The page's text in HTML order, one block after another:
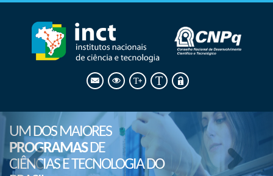
UM DOS MAIORES
PROGRAMASDE
CIÊNCIAS E TECNOLOGIA DO